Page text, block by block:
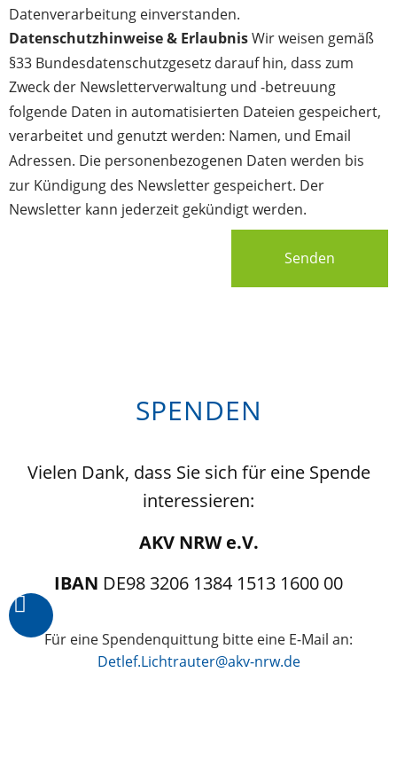
Datenverarbeitung einverstanden.
Datenschutzhinweise & ErlaubnisWir weisen gemäß
§33 Bundesdatenschutzgesetz darauf hin, dass zum
Zweck der Newsletterverwaltung und -betreuung
folgende Daten in automatisierten Dateien gespeichert,
verarbeitet und genutzt werden: Namen, und Email
Adressen. Die personenbezogenen Daten werden bis
zur Kündigung des Newsletter gespeichert. Der
Newsletter kann jederzeit gekündigt werden.
Senden
SPENDEN
Vielen Dank, dass Sie sich für eine Spende
interessieren:
AKV NRW e.V.
IBAN DE98 3206 1384 1513 1600 00
Für eine Spendenquittung bitte eine E-Mail an:
Detlef.Lichtrauter@akv-nrw.de